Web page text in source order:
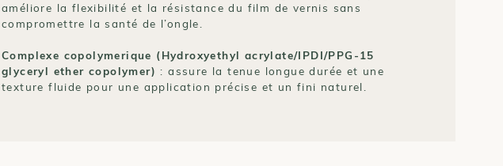
améliore la flexibilité et la résistance du film de vernis sans
compromettre la santé de l’ongle.
Complexe copolymerique (Hydroxyethyl acrylate/IPDI/PPG-15
glyceryl ether copolymer) : assure la tenue longue durée et une
texture fluide pour une application précise et un fini naturel.